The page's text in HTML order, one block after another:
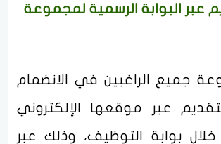
عبر البوابة الرسمية لمجموعة
جميع الراغبين في الانضمام
عبر موقعها الإلكتروني
بوابة التوظيف، وذلك عبر